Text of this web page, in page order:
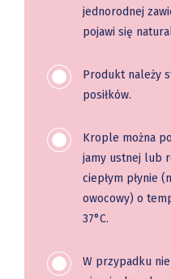
jednorodnej
pojawi się
Produkt należy
posiłków.
Krople można
jamy ustnej lub
ciepłym płynie
owocowy) o
37°C.
W przypadku